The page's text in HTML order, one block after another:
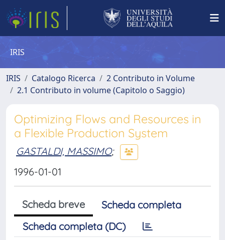
IRIS
IRIS Catalogo Ricerca
2 Contributo in Volume
2.1 Contributo in volume (Capitolo o Saggio)
Optimizing Flows and Resources in
a Flexible Production System
GASTALDI, MASSIMO;
1996-01-01
Scheda breve
Scheda completa
Scheda completa (DC)